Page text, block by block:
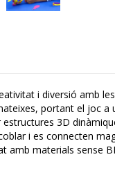
i diversió amb
portant el joc
3D
i es connecten
amb materials sense